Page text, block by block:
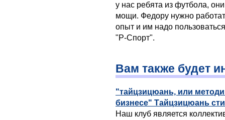
у нас ребята из футбола,
мощи. Федору нужно
опыт и им надо
"Р-Спорт".
Вам также будет
"тайцзицюань, или
бизнесе" Тайцзицюань
Наш клуб является